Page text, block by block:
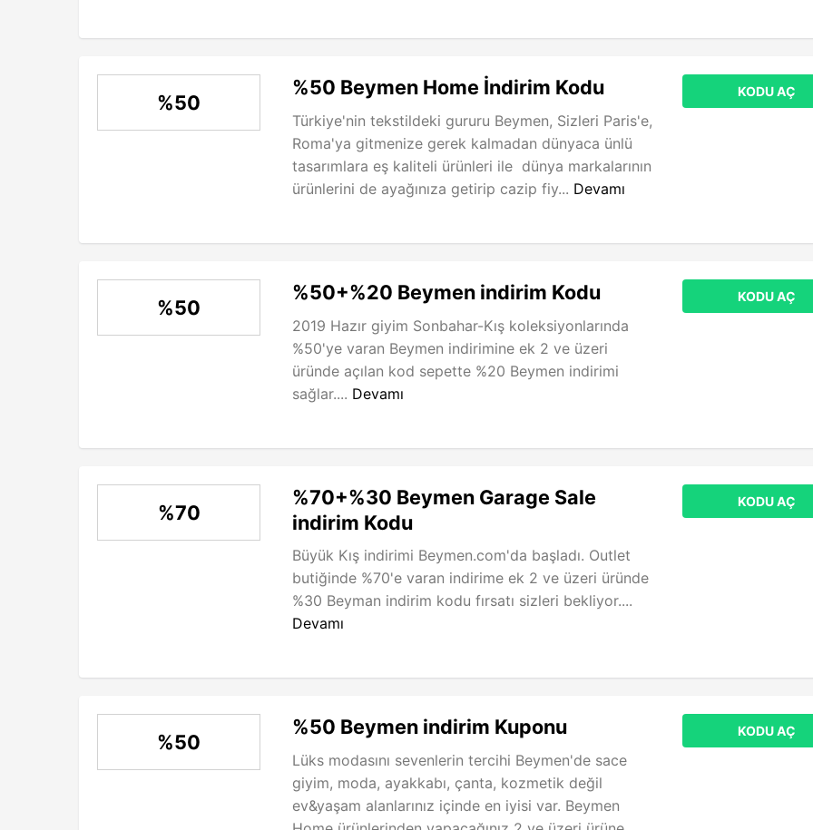
%50
%50 Beymen Home İndirim Kodu
Türkiye'nin tekstildeki gururu Beymen, Sizleri Paris'e,
Roma'ya gitmenize gerek kalmadan dünyaca ünlü
tasarımlara eş kaliteli ürünleri ile dünya markalarının
ürünlerini de ayağınıza getirip cazip fiy... Devamı
KODU AÇ
%50
%50+%20 Beymen indirim Kodu
2019 Hazır giyim Sonbahar-Kış koleksiyonlarında
%50'ye varan Beymen indirimine ek 2 ve üzeri
üründe açılan kod sepette %20 Beymen indirimi
sağlar.... Devamı
KODU AÇ
%70
%70+%30 Beymen Garage Sale
indirim Kodu
Büyük Kış indirimi Beymen.com'da başladı. Outlet
butiğinde %70'e varan indirime ek 2 ve üzeri üründe
%30 Beyman indirim kodu fırsatı sizleri bekliyor....
Devamı
KODU AÇ
%50
%50 Beymen indirim Kuponu
Lüks modasını sevenlerin tercihi Beymen'de sace
giyim, moda, ayakkabı, çanta, kozmetik değil
ev&yaşam alanlarınız içinde en iyisi var. Beymen
KODU AÇ